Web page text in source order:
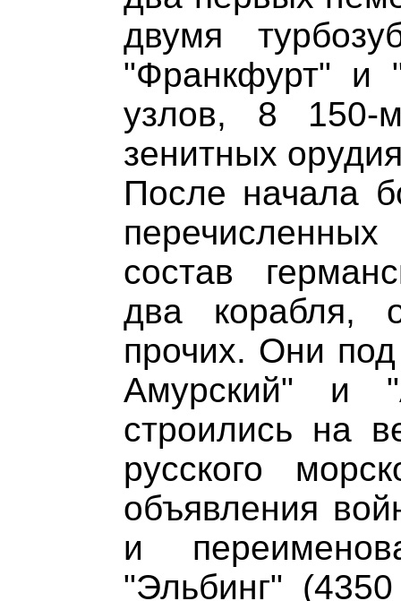
двумя
"Франкфурт" и
узлов, 8
зенитных
После начала
состав
два корабля,
прочих. Они
Амурский" и
строились на
русского
объявления
и
"Эльбинг"